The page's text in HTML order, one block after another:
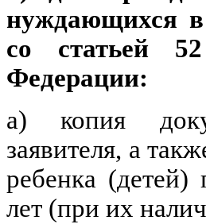
нуждающихся
со статьей
Федерации:
а) копия
заявителя, а
ребенка
лет (при их